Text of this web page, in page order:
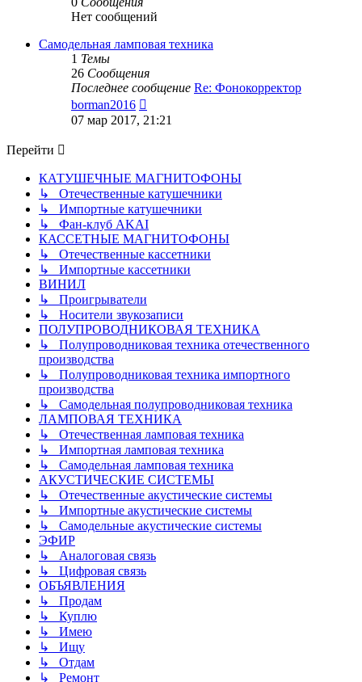
Нет сообщений
Самодельная ламповая техника
1 Темы
26 Сообщения
Последнее сообщение Re: Фонокорректор
borman2016
к
07 мар 2017, 21:21
Перейти
КАТУШЕЧНЫЕ МАГНИТОФОНЫ
↳ Отечественные катушечники
↳ Импортные катушечники
↳ Фан-клуб AKAI
КАССЕТНЫЕ МАГНИТОФОНЫ
↳ Отечественные кассетники
↳ Импортные кассетники
ВИНИЛ
↳ Проигрыватели
↳ Носители звукозаписи
ПОЛУПРОВОДНИКОВАЯ ТЕХНИКА
↳ Полупроводниковая техника отечественного
производства
↳ Полупроводниковая техника импортного
производства
↳ Самодельная полупроводниковая техника
ЛАМПОВАЯ ТЕХНИКА
↳ Отечественная ламповая техника
↳ Импортная ламповая техника
↳ Самодельная ламповая техника
АКУСТИЧЕСКИЕ СИСТЕМЫ
↳ Отечественные акустические системы
↳ Импортные акустические системы
↳ Самодельные акустические системы
ЭФИР
↳ Аналоговая связь
↳ Цифровая связь
ОБЪЯВЛЕНИЯ
↳ Продам
↳ Куплю
↳ Имею
↳ Ищу
↳ Отдам
↳ Ремонт